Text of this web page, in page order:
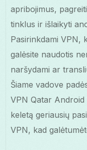
apribojimus,
tinklus ir išlaikyti
Pasirinkdami VPN,
galėsite naudotis
naršydami ar
Šiame vadove
VPN Qatar Android
keletą geriausių
VPN, kad